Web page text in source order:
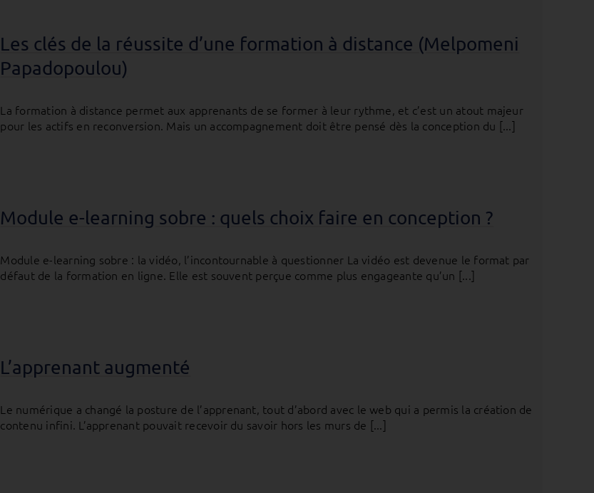
Les clés de la réussite d’une formation à distance (Melpomeni
Papadopoulou)
La formation à distance permet aux apprenants de se former à leur rythme, et c’est un atout majeur
pour les actifs en reconversion. Mais un accompagnement doit être pensé dès la conception du [...]
Module e-learning sobre : quels choix faire en conception ?
Module e-learning sobre : la vidéo, l’incontournable à questionner La vidéo est devenue le format par
défaut de la formation en ligne. Elle est souvent perçue comme plus engageante qu’un [...]
L’apprenant augmenté
Le numérique a changé la posture de l’apprenant, tout d’abord avec le web qui a permis la création de
contenu infini. L’apprenant pouvait recevoir du savoir hors les murs de [...]